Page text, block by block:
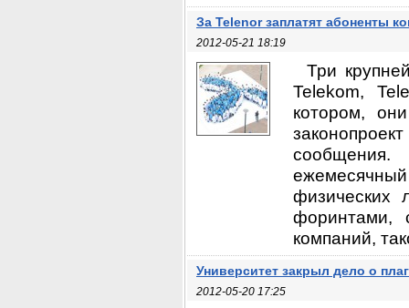
За Telenor заплатят абоненты
2012-05-21 18:19
Три
Telekom,
котором,
форинтами,
компаний,
Университет закрыл дело о
2012-05-20 17:25